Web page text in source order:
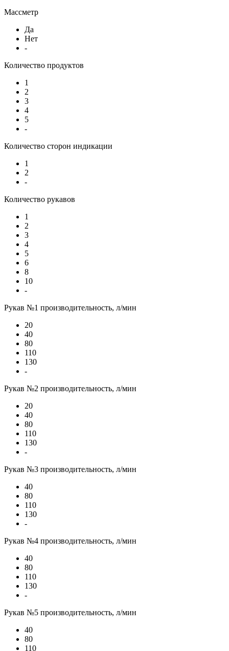
Массметр
Да
Нет
-
Количество продуктов
1
2
3
4
5
-
Количество сторон индикации
1
2
-
Количество рукавов
1
2
3
4
5
6
8
10
-
Рукав №1 производительность, л/мин
20
40
80
110
130
-
Рукав №2 производительность, л/мин
20
40
80
110
130
-
Рукав №3 производительность, л/мин
40
80
110
130
-
Рукав №4 производительность, л/мин
40
80
110
130
-
Рукав №5 производительность, л/мин
40
80
110